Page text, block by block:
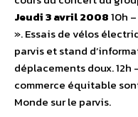
Jeudi 3 avril 200810h
». Essais de vélos
parvis et stand
déplacements doux. 12h
commerce équitable
Monde sur le parvis.